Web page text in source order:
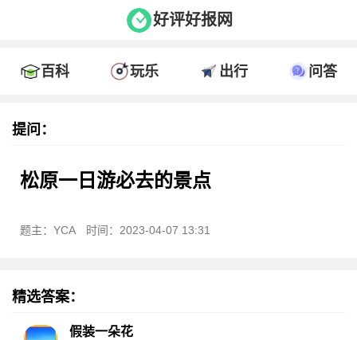
好评好报网
百科 玩乐 出行 问答
提问：
松原一日游必去的景点
题主：YCA 时间：2023-04-07 13:31
精选答案：
假装一朵花